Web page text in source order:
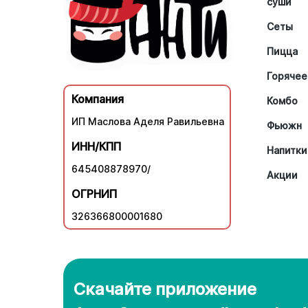
Компания
ИП Маслова Аделя Равильевна
ИНН/КПП
645408878970/
ОГРНИП
326366800001680
Сеты
Пицца
Горячее
Комбо
Фьюжн
Напитки
Акции
Скачайте приложение